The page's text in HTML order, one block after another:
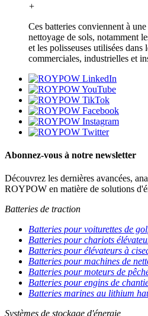
+
Ces batteries conviennent à
nettoyage de sols, notamment
et les polisseuses utilisées
commerciales, industrielles et
Abonnez-vous à notre newsletter
Découvrez les dernières avancées,
ROYPOW en matière de solutions
Batteries de traction
Batteries pour voiturettes de
Batteries pour chariots
Batteries pour élévateurs à
Batteries pour machines de
Batteries pour moteurs de
Batteries pour engins de
Batteries marines au lithium
Systèmes de stockage d'énergie